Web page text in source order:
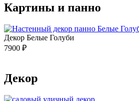
Картины и панно
Декор Белые Голуби
7900 ₽
Декор